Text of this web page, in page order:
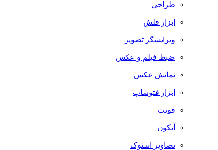
طراحی
ابزار فلش
ویرایشگر تصویر
ضبط فيلم و عكس
نمایش عکس
ابزار فتوشاپ
فونت
آیکون
تصاویر استوک